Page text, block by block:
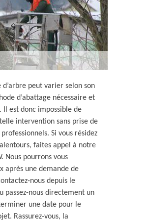
d’arbre peut varier selon son
d’abattage nécessaire et
Il est donc impossible de
intervention sans prise de
Si vous résidez
faites appel à notre
Nous pourrons vous
après une demande de
nous depuis le
passez-nous directement un
une date pour le
Rassurez-vous, la